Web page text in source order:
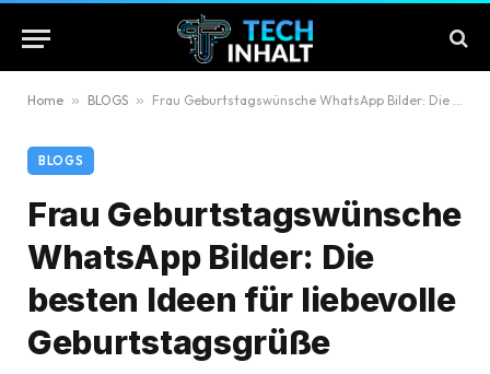
Home » BLOGS » Frau Geburtstagswünsche WhatsApp Bilder: Die besten Ideen für liebevolle Geburtstagsgrüße
BLOGS
Frau Geburtstagswünsche
WhatsApp Bilder: Die
besten Ideen für liebevolle
Geburtstagsgrüße